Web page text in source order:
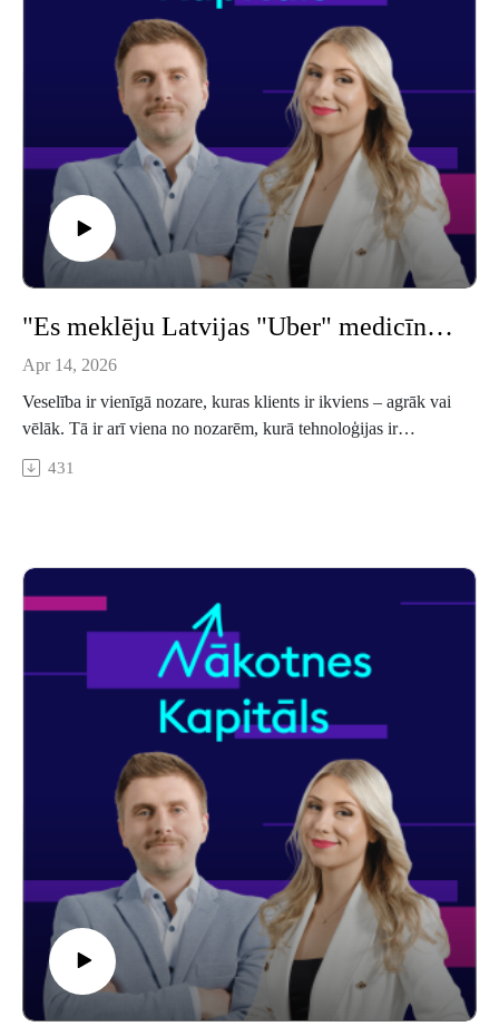
"Es meklēju Latvijas "Uber" medicīnā". Investors un uzņēmējs stāsta par veselības tehnoloģijām un naudu
Apr 14, 2026
Veselība ir vienīgā nozare, kuras klients ir ikviens – agrāk vai
vēlāk. Tā ir arī viena no nozarēm, kurā tehnoloģijas ir
ārkārtīgi svarīga sastāvdaļa, bet no idejām līdz tirgum nonāk
ļoti maz kas. Globālais digitālās veselības tirgus aug ar katru
kā jaunuzņēmējs, gan kā riska kapitālists.
431